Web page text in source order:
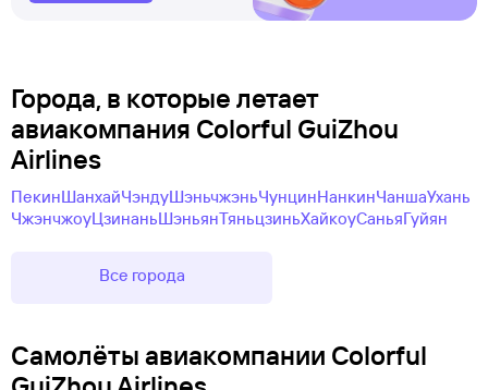
Города, в которые летает
авиакомпания Colorful GuiZhou
Airlines
ПекинШанхайЧэндуШэньчжэньЧунцинНанкинЧаншаУхань
ЧжэнчжоуЦзинаньШэньянТяньцзиньХайкоуСаньяГуйян
Все города
Самолëты авиакомпании Colorful